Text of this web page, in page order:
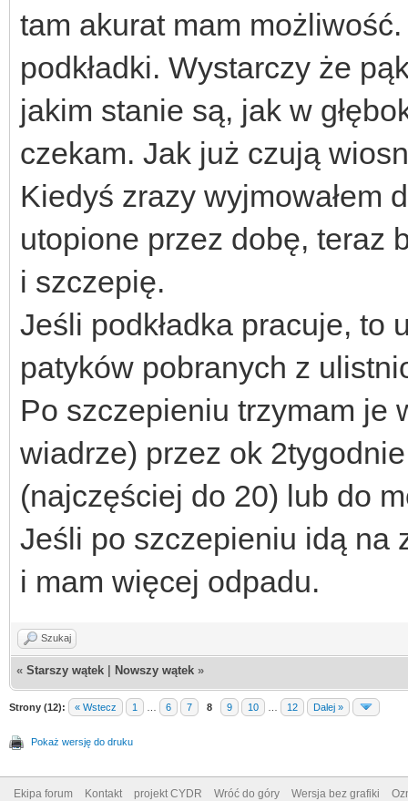
tam akurat mam
podkładki. Wystarczy że
jakim stanie są, jak w
czekam. Jak już czują
Kiedyś zrazy wyjmowałem
utopione przez dobę, teraz
i szczepię.
Jeśli podkładka pracuje, to
patyków pobranych z
Po szczepieniu trzymam je
wiadrze) przez ok
(najczęściej do 20) lub do
Jeśli po szczepieniu idą na
i mam więcej odpadu.
Szukaj
« Starszy wątek Nowszy wątek »
Strony (12): « Wstecz 1 6 7 8 9 10 12 Dalej »
Pokaż wersję do druku
Ekipa forum Kontakt projekt CYDR Wróć do góry Wersja bez grafiki